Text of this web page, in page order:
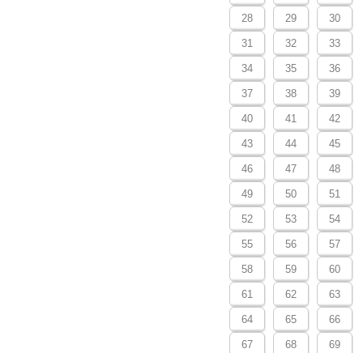
28 29 30
31 32 33
34 35 36
37 38 39
40 41 42
43 44 45
46 47 48
49 50 51
52 53 54
55 56 57
58 59 60
61 62 63
64 65 66
67 68 69